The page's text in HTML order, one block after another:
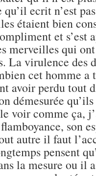
ecrit n’est
étaient bien
et s’est
merveilles qui
La virulence des
cet homme a
avoir perdu tout
démesurée
voir comme ça,
son
autre il faut
pensent
la mesure ou il